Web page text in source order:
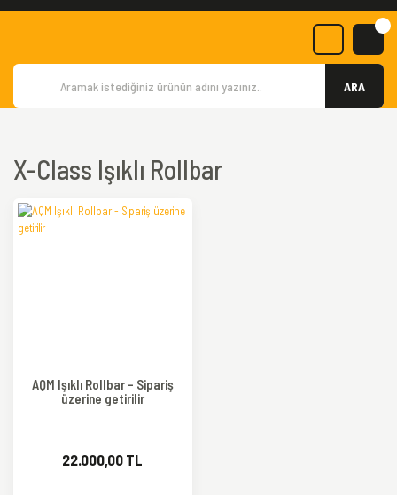
ARA
X-Class Işıklı Rollbar
AQM Işıklı Rollbar - Sipariş
üzerine getirilir
22.000,00 TL